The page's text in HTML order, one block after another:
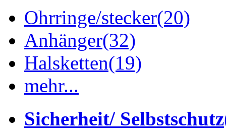
Ohrringe/stecker(20)
Anhänger(32)
Halsketten(19)
mehr...
Sicherheit/ Selbstschutz